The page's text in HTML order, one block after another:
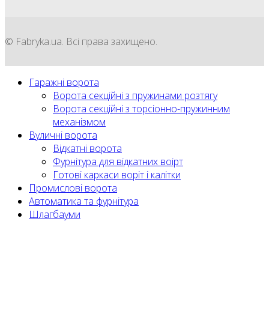
© Fabryka.ua. Всі права захищено.
Гаражні ворота
Ворота секційні з пружинами розтягу
Ворота секційні з торсіонно-пружинним
механізмом
Вуличні ворота
Відкатні ворота
Фурнітура для відкатних воірт
Готові каркаси воріт і калітки
Промислові ворота
Автоматика та фурнітура
Шлагбауми